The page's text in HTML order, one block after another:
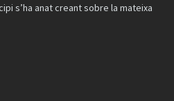
s’ha anat creant sobre la mateixa